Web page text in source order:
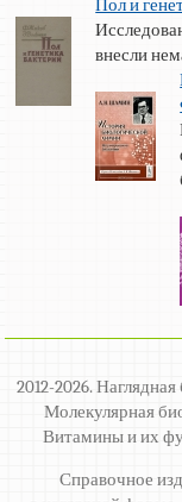
Пол и
внесли
2012-2026.
Молекулярная
Витамины и их
Справочное